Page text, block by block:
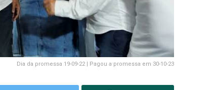
Dia da promessa 19-09-22 | Pagou a promessa em 30-10-23